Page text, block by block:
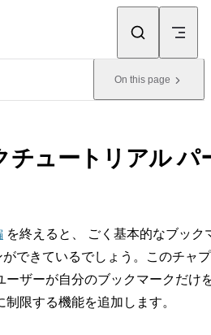
On this page
チュートリアル パ
を終えると、 ごく基本的なブック
できているでしょう。このチャ
ーザーが自分のブックマークだけ
限する機能を追加します。